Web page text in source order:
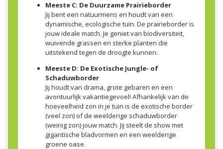
Meeste C: De Duurzame Prairieborder
Jij bent een natuurmens en houdt van een
dynamische, ecologische tuin. De prairieborder is
jouw ideale match. Je geniet van biodiversiteit,
wuivende grassen en sterke planten die
uitstekend tegen de droogte kunnen.
Meeste D: De Exotische Jungle- of
Schaduwborder
Jij houdt van drama, grote gebaren en een
avontuurlijk vakantiegevoel! Afhankelijk van de
hoeveelheid zon in je tuin is de exotische border
(veel zon) of de weelderige schaduwborder
(weinig zon) jouw match. Jij steelt de show met
gigantische bladvormen en een weelderige
groene oase.